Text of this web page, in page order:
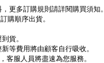
更多訂購規則請詳閱購買須知。
購順序出貨。
貨。
等費用將由顧客自行吸收。
服人員將盡速為您服務。